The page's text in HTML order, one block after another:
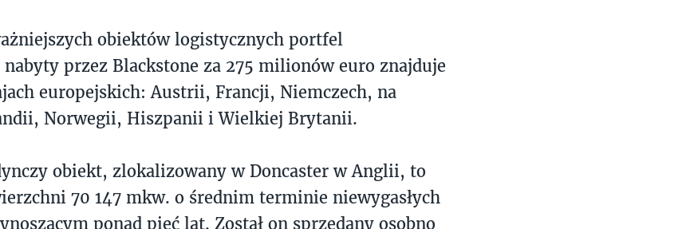
obiektów logistycznych portfel
przez Blackstone za 275 milionów euro znajduje
europejskich: Austrii, Francji, Niemczech, na
Norwegii, Hiszpanii i Wielkiej Brytanii.
obiekt, zlokalizowany w Doncaster w Anglii, to
70 147 mkw. o średnim terminie niewygasłych
ponad pięć lat. Został on sprzedany osobno